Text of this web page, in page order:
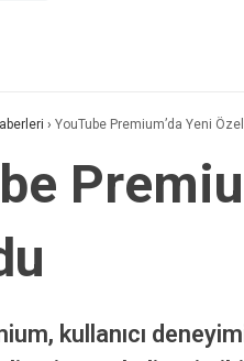
› YouTube Premium’da Yeni
kullanıcı